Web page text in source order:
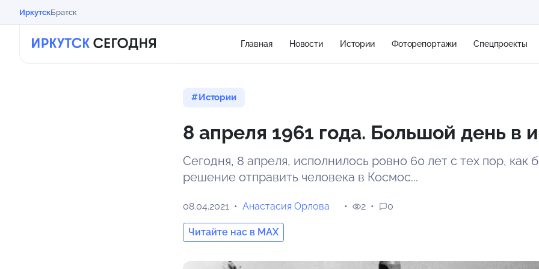
ИркутскБратск
Главная Новости Истории Фоторепортажи Спецпроекты
11 м/с
Истории
8 апреля 1961 года. Большой день в
Сегодня, 8 апреля, исполнилось ровно 60 лет с тех пор, как
решение отправить человека в Космос...
08.04.2021 Анастасия Орлова
Читайте нас в MAX
2 0